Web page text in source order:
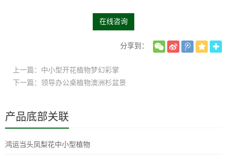
在线咨询
分享到：
上一篇：中小型开花植物梦幻彩掌
下一篇：领导办公桌植物澳洲杉盆景
产品底部关联
鸿运当头凤梨花中小型植物